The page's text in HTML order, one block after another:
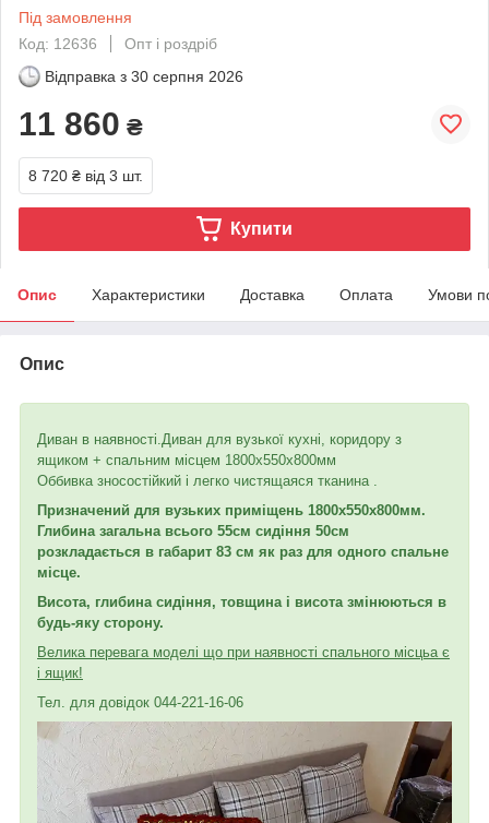
Під замовлення
Код: 12636
Опт і роздріб
Відправка з 30 серпня 2026
11 860 ₴
8 720 ₴ від 3 шт.
Купити
Опис Характеристики Доставка Оплата Умови
Опис
Диван в наявності.Диван для вузької кухні, коридору з
ящиком + спальним місцем 1800х550х800мм
Оббивка зносостійкий і легко чистящаяся тканина .
Призначений для вузьких приміщень 1800х550х800мм.
Глибина загальна всього 55см сидіння 50см
розкладається в габарит 83 см як раз для одного спальне
місце.
Висота, глибина сидіння, товщина і висота змінюються в
будь-яку сторону.
Велика перевага моделі що при наявності спального місцьа є
і ящик!
Тел. для довідок 044-221-16-06